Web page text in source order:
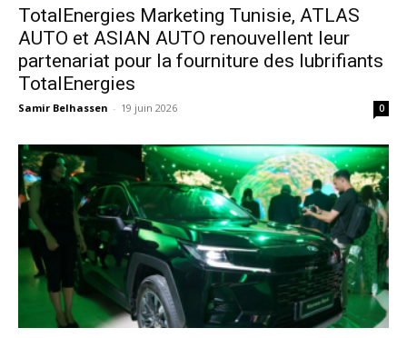
TotalEnergies Marketing Tunisie, ATLAS
AUTO et ASIAN AUTO renouvellent leur
partenariat pour la fourniture des lubrifiants
TotalEnergies
Samir Belhassen - 19 juin 2026 0